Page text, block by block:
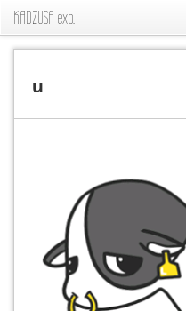
KADZUSA exp.
u